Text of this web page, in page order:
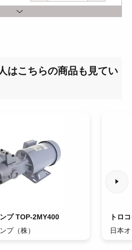
はこちらの商品も見てい
プ TOP-2MY400
プ（株）
トロ
日本